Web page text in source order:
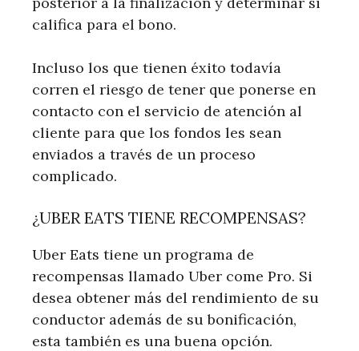
califica para el bono.
Incluso los que tienen éxito todavía
corren el riesgo de tener que ponerse en
contacto con el servicio de atención al
cliente para que los fondos les sean
enviados a través de un proceso
complicado.
¿UBER EATS TIENE RECOMPENSAS?
Uber Eats tiene un programa de
recompensas llamado Uber come Pro. Si
desea obtener más del rendimiento de su
conductor además de su bonificación,
esta también es una buena opción.